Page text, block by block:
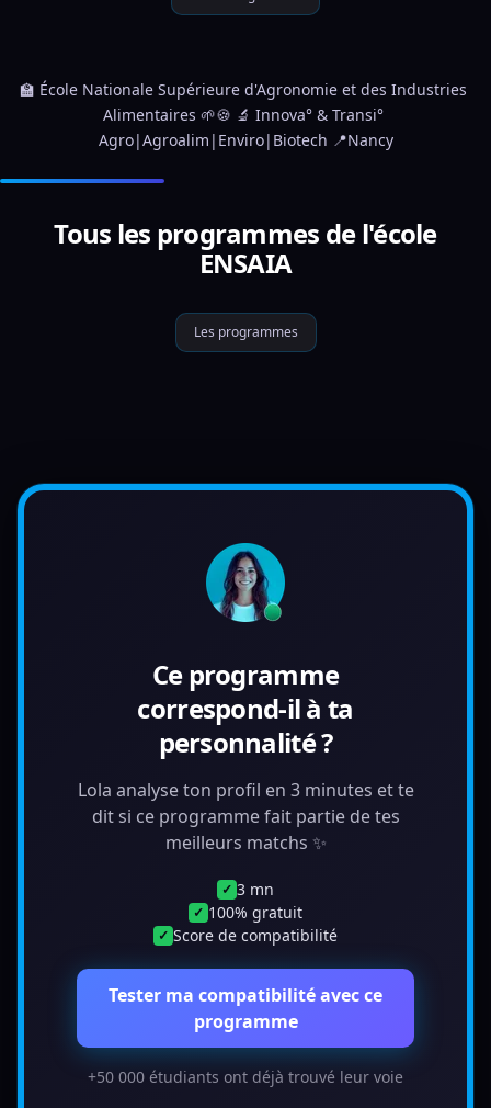
🏫 École Nationale Supérieure d'Agronomie et des Industries
Alimentaires 🌱🍪 🔬 Innova° & Transi°
Agro|Agroalim|Enviro|Biotech 📍Nancy
Tous les programmes de l'école
ENSAIA
Les programmes
Ce programme
correspond-il à ta
personnalité ?
Lola analyse ton profil en 3 minutes et te
dit si ce programme fait partie de tes
meilleurs matchs ✨
✓ 3 mn
✓ 100% gratuit
✓ Score de compatibilité
Tester ma compatibilité avec ce
programme
+50 000 étudiants ont déjà trouvé leur voie